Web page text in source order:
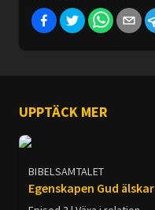
UPPTÄCK MER
BIBELSAMTALET
Egenskapen Gud älskar